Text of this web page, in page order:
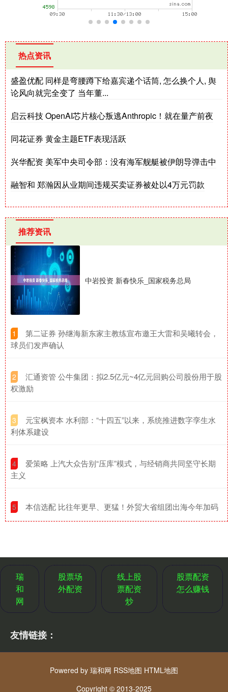
热点资讯
盛盈优配 同样是弯腰蹲下给嘉宾递个话筒, 怎么换个人, 舆
论风向就完全变了 当年董...
启云科技 OpenAI芯片核心叛逃Anthropic！就在量产前夜
同花证券 黄金主题ETF表现活跃
兴华配资 美军中央司令部：没有海军舰艇被伊朗导弹击中
融智和 郑瀚因从业期间违规买卖证券被处以4万元罚款
推荐资讯
中岩投资 新春快乐_国家税务总局
1
​第二证券 孙继海新东家主教练宣布邀王大雷和吴曦转会，
球员们发声确认
2
​汇通资管 公牛集团：拟2.5亿元~4亿元回购公司股份用于股
权激励
3
​元宝枫资本 水利部：“十四五”以来，系统推进数字孪生水
利体系建设
4
​爱策略 上汽大众告别“压库”模式，与经销商共同坚守长期
主义
5 ​本信选配 比往年更早、更猛！外贸大省组团出海今年加码
瑞
和
网
股票场
外配资
线上股
票配资
炒
股票配资
怎么赚钱
友情链接：
Powered by 瑞和网 RSS地图 HTML地图
Copyright © 2013-2025